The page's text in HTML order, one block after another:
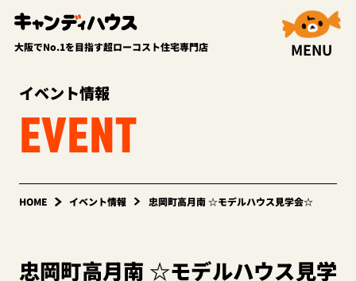
大阪でNo.1を目指す超ローコスト住宅専門店 MENU
イベント情報
EVENT
HOME イベント情報 忠岡町高月南 ☆モデルハウス見学会☆
忠岡町高月南 ☆モデルハウス見学